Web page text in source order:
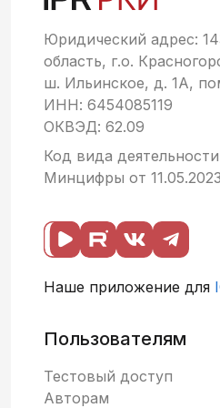
Юридический адрес:
область, г.о.
ш. Ильинское, д. 1А,
ИНН: 6454085119
ОКВЭД: 62.09
Код вида
Минцифры от
Наше приложение для
Пользователям
Тестовый доступ
Авторам